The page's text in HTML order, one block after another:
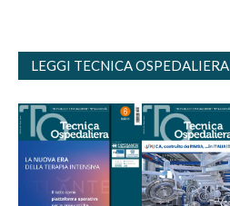
LEGGI TECNICA OSPEDALIERA